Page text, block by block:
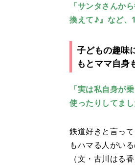
「サンタさんか
換えて♪』など、
子どもの趣味
もとママ自身
「実は私自身が
使ったりしてま
鉄道好きと言っ
もハマる人がいる
（文・古川はる香